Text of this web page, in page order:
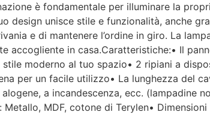
è fondamentale per illuminare la
design unisce stile e funzionalità, anche
e di mantenere l’ordine in giro. La
accogliente in casa.Caratteristiche:• Il
moderno al tuo spazio• 2 ripiani a
per un facile utilizzo• La lunghezza del
alogene, a incandescenza, ecc. (lampadine
Metallo, MDF, cotone di Terylen•